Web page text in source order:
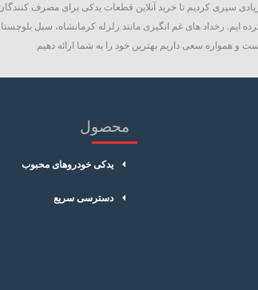
چالش ها و سختی های زیادی سپری کردیم تا خرید آنلاین قطعات یدکی
ایم. رخداد های غم انگیزی مانند زلزله کرمانشاه، سیل
همواره سعی داریم بهترین خود را به شما ارائه دهیم
محصول
یدکی خودروهای محبوب
دسترسی سریع